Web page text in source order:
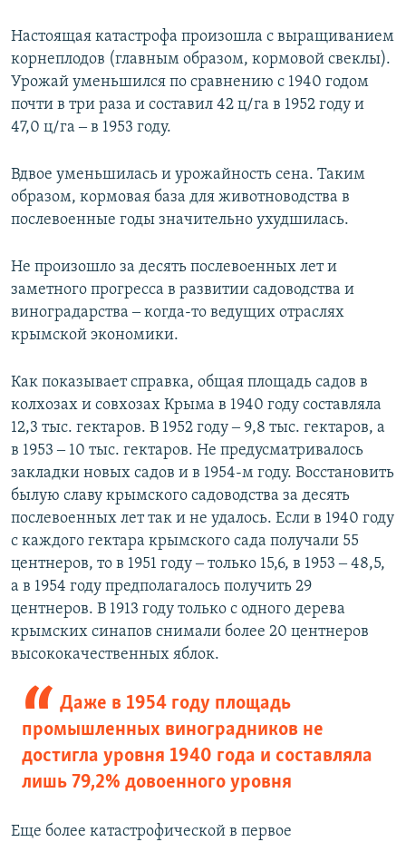
Настоящая катастрофа произошла с выращиванием
корнеплодов (главным образом, кормовой свеклы).
Урожай уменьшился по сравнению с 1940 годом
почти в три раза и составил 42 ц/га в 1952 году и
47,0 ц/га ‒ в 1953 году.
Вдвое уменьшилась и урожайность сена. Таким
образом, кормовая база для животноводства в
послевоенные годы значительно ухудшилась.
Не произошло за десять послевоенных лет и
заметного прогресса в развитии садоводства и
виноградарства ‒ когда-то ведущих отраслях
крымской экономики.
Как показывает справка, общая площадь садов в
колхозах и совхозах Крыма в 1940 году составляла
12,3 тыс. гектаров. В 1952 году ‒ 9,8 тыс. гектаров, а
в 1953 ‒ 10 тыс. гектаров. Не предусматривалось
закладки новых садов и в 1954-м году. Восстановить
былую славу крымского садоводства за десять
послевоенных лет так и не удалось. Если в 1940 году
с каждого гектара крымского сада получали 55
центнеров, то в 1951 году ‒ только 15,6, в 1953 ‒ 48,5,
а в 1954 году предполагалось получить 29
центнеров. В 1913 году только с одного дерева
крымских синапов снимали более 20 центнеров
высококачественных яблок.
Даже в 1954 году площадь
промышленных виноградников не
достигла уровня 1940 года и составляла
лишь 79,2% довоенного уровня
Еще более катастрофической в первое